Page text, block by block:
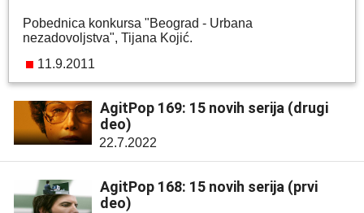
Pobednica konkursa "Beograd - Urbana
nezadovoljstva", Tijana Kojić.
11.9.2011
AgitPop 169: 15 novih serija (drugi
deo)
22.7.2022
AgitPop 168: 15 novih serija (prvi
deo)